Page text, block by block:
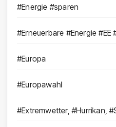
#Energie #sparen
#Erneuerbare #Energie #EE
#Europa
#Europawahl
#Extremwetter, #Hurrikan,